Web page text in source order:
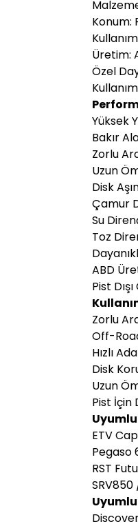
Konum:
Üretim:
Özel
Yüksek
Bakır
Zorlu
Uzun
Disk
Çamur
Su
Toz
ABD
Pist
Zorlu
Off-
Hızlı
Disk
Uzun
Pist İçin
ETV
Pegaso
RST